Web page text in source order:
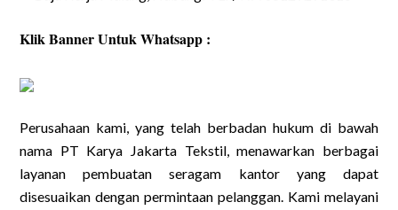
Klik Banner Untuk Whatsapp :
Perusahaan kami, yang telah berbadan hukum di bawah
nama PT Karya Jakarta Tekstil, menawarkan berbagai
layanan pembuatan seragam kantor yang dapat
disesuaikan dengan permintaan pelanggan. Kami melayani